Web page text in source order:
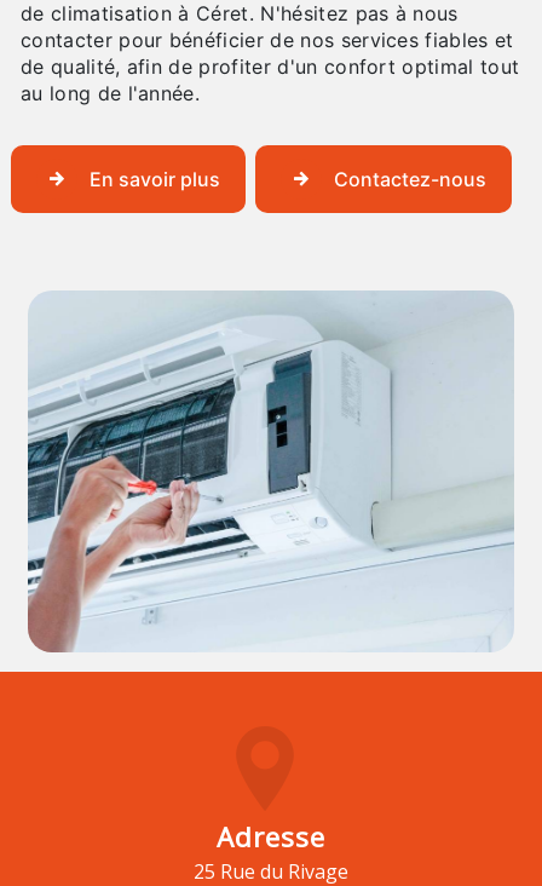
de climatisation à Céret. N'hésitez pas à nous
contacter pour bénéficier de nos services fiables et
de qualité, afin de profiter d'un confort optimal tout
au long de l'année.
En savoir plus Contactez-nous
Adresse
25 Rue du Rivage